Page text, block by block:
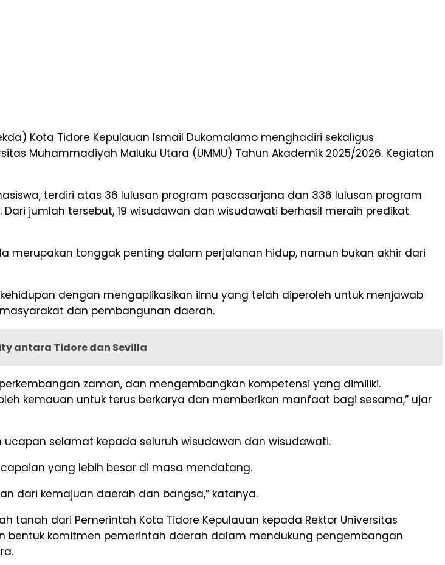
Kota Tidore Kepulauan Ismail Dukomalamo menghadiri sekaligus
Muhammadiyah Maluku Utara (UMMU) Tahun Akademik 2025/2026. Kegiatan
terdiri atas 36 lulusan program pascasarjana dan 336 lulusan program
jumlah tersebut, 19 wisudawan dan wisudawati berhasil meraih predikat
tonggak penting dalam perjalanan hidup, namun bukan akhir dari
dengan mengaplikasikan ilmu yang telah diperoleh untuk menjawab
dan pembangunan daerah.
antara Tidore dan Sevilla
zaman, dan mengembangkan kompetensi yang dimiliki.
kemauan untuk terus berkarya dan memberikan manfaat bagi sesama,” ujar
selamat kepada seluruh wisudawan dan wisudawati.
yang lebih besar di masa mendatang.
dari kemajuan daerah dan bangsa,” katanya.
dari Pemerintah Kota Tidore Kepulauan kepada Rektor Universitas
bentuk komitmen pemerintah daerah dalam mendukung pengembangan